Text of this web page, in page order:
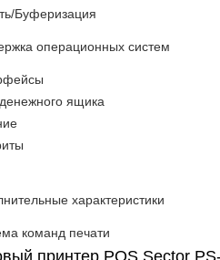
Буферизация
операционных систем
ящика
характеристики
команд печати